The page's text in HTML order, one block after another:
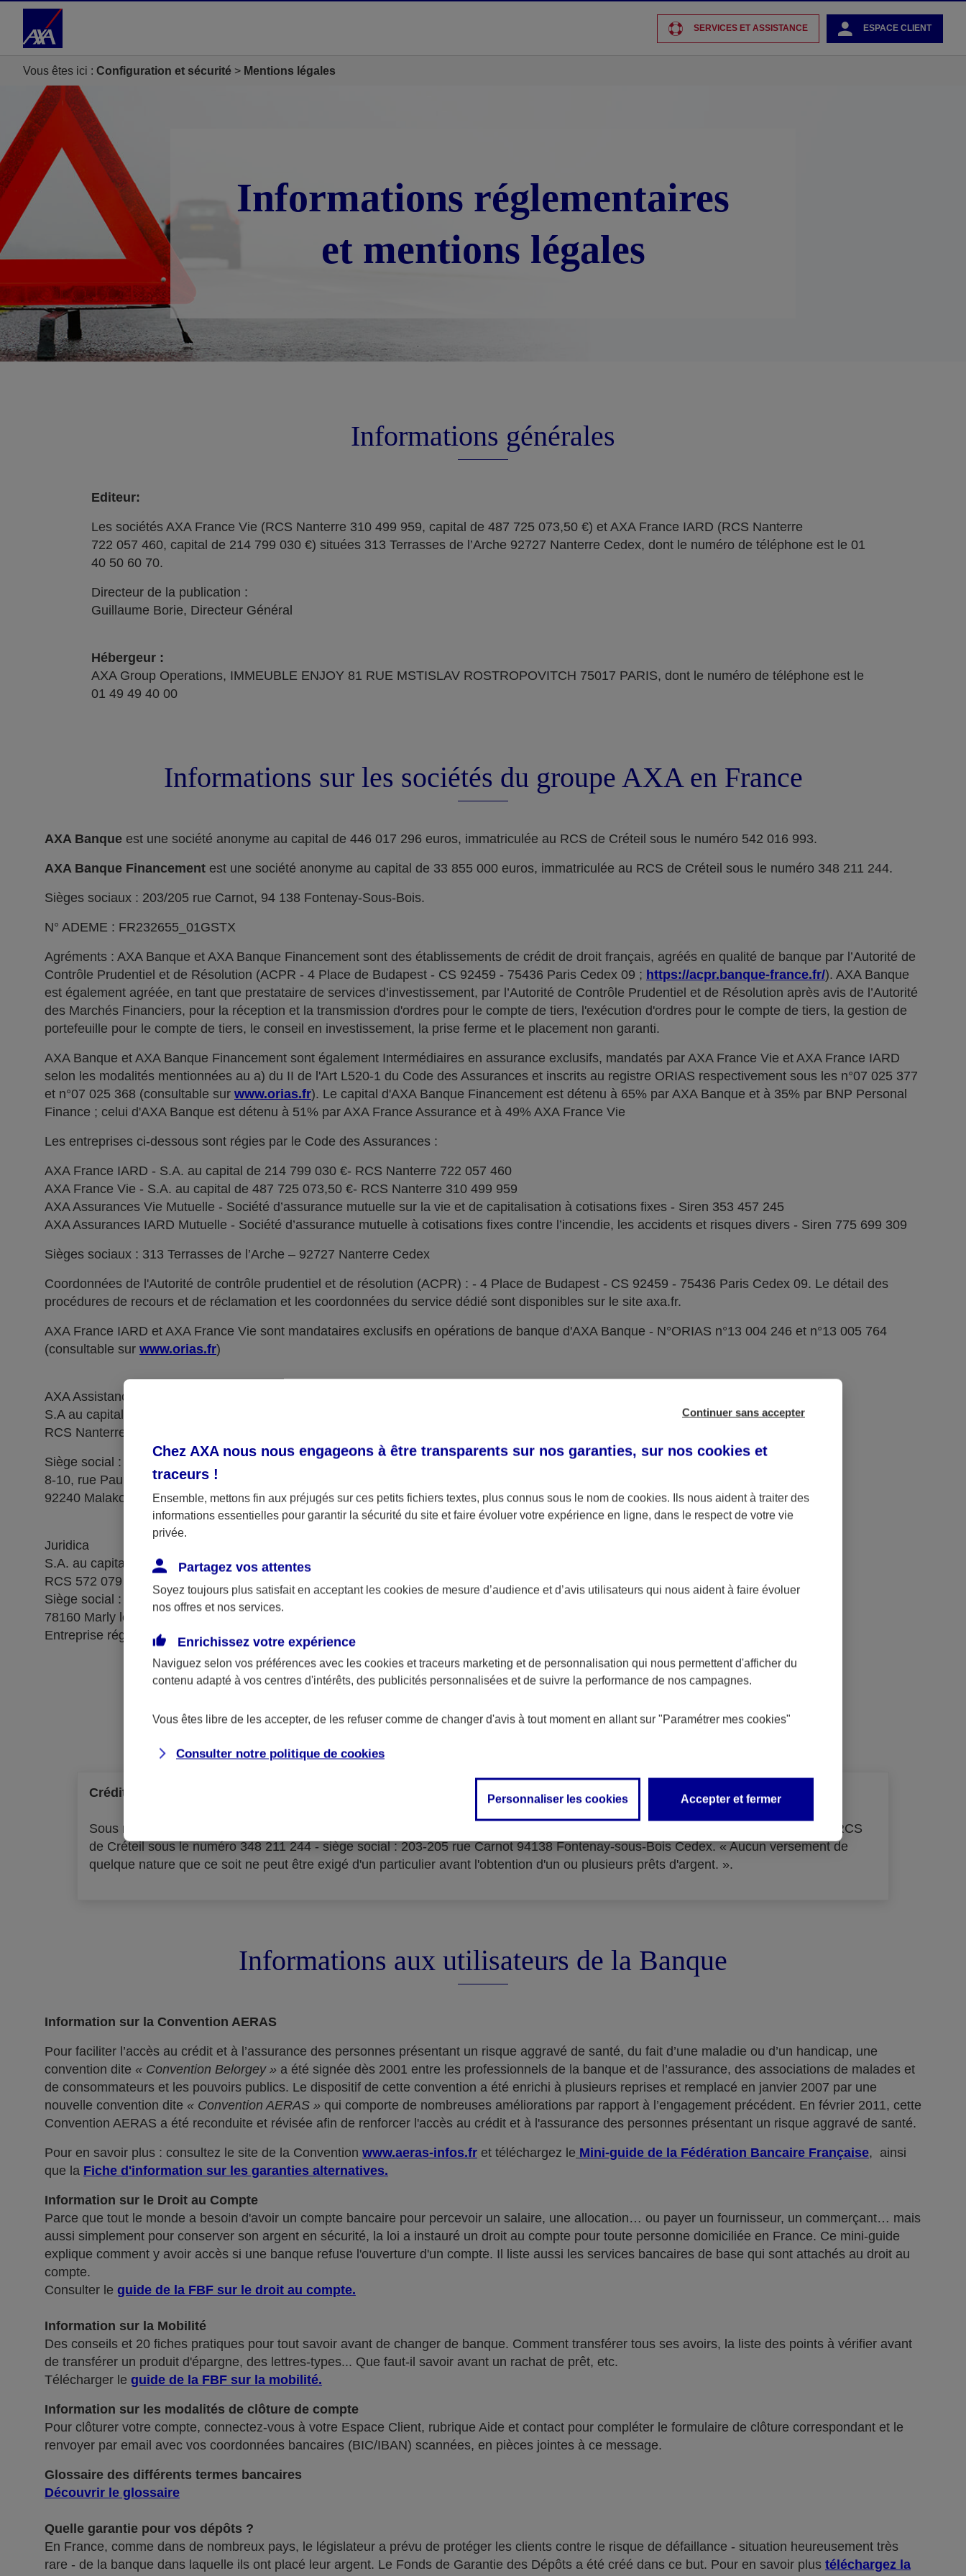
Accéder au Contenu
SERVICES ET ASSISTANCE ESPACE CLIENT
Vous êtes ici : Configuration et sécurité Mentions légales
Informations réglementaires
et mentions légales
Informations générales
Editeur:
Les sociétés AXA France Vie (RCS Nanterre 310 499 959, capital de 487 725 073,50 €) et AXA France IARD (RCS Nanterre
722 057 460, capital de 214 799 030 €) situées 313 Terrasses de l’Arche 92727 Nanterre Cedex, dont le numéro de téléphone est le 01
40 50 60 70.
Directeur de la publication :
Guillaume Borie, Directeur Général
Hébergeur :
AXA Group Operations, IMMEUBLE ENJOY 81 RUE MSTISLAV ROSTROPOVITCH 75017 PARIS, dont le numéro de téléphone est le
01 49 49 40 00
Informations sur les sociétés du groupe AXA en France
AXA Banque est une société anonyme au capital de 446 017 296 euros, immatriculée au RCS de Créteil sous le numéro 542 016 993.
AXA Banque Financement est une société anonyme au capital de 33 855 000 euros, immatriculée au RCS de Créteil sous le numéro 348 211 244.
Sièges sociaux : 203/205 rue Carnot, 94 138 Fontenay-Sous-Bois.
N° ADEME : FR232655_01GSTX
Agréments : AXA Banque et AXA Banque Financement sont des établissements de crédit de droit français, agréés en qualité de banque par l’Autorité de
Contrôle Prudentiel et de Résolution (ACPR - 4 Place de Budapest - CS 92459 - 75436 Paris Cedex 09 ; https://acpr.banque-france.fr/). AXA Banque
est également agréée, en tant que prestataire de services d’investissement, par l’Autorité de Contrôle Prudentiel et de Résolution après avis de l’Autorité
des Marchés Financiers, pour la réception et la transmission d'ordres pour le compte de tiers, l'exécution d'ordres pour le compte de tiers, la gestion de
portefeuille pour le compte de tiers, le conseil en investissement, la prise ferme et le placement non garanti.
AXA Banque et AXA Banque Financement sont également Intermédiaires en assurance exclusifs, mandatés par AXA France Vie et AXA France IARD
selon les modalités mentionnées au a) du II de l'Art L520-1 du Code des Assurances et inscrits au registre ORIAS respectivement sous les n°07 025 377
et n°07 025 368 (consultable sur www.orias.fr). Le capital d'AXA Banque Financement est détenu à 65% par AXA Banque et à 35% par BNP Personal
Finance ; celui d'AXA Banque est détenu à 51% par AXA France Assurance et à 49% AXA France Vie
Les entreprises ci-dessous sont régies par le Code des Assurances :
AXA France IARD - S.A. au capital de 214 799 030 €- RCS Nanterre 722 057 460
AXA France Vie - S.A. au capital de 487 725 073,50 €- RCS Nanterre 310 499 959
AXA Assurances Vie Mutuelle - Société d’assurance mutuelle sur la vie et de capitalisation à cotisations fixes - Siren 353 457 245
AXA Assurances IARD Mutuelle - Société d’assurance mutuelle à cotisations fixes contre l’incendie, les accidents et risques divers - Siren 775 699 309
Sièges sociaux : 313 Terrasses de l’Arche – 92727 Nanterre Cedex
Coordonnées de l'Autorité de contrôle prudentiel et de résolution (ACPR) : - 4 Place de Budapest - CS 92459 - 75436 Paris Cedex 09. Le détail des
procédures de recours et de réclamation et les coordonnées du service dédié sont disponibles sur le site axa.fr.
AXA France IARD et AXA France Vie sont mandataires exclusifs en opérations de banque d'AXA Banque - N°ORIAS n°13 004 246 et n°13 005 764
(consultable sur www.orias.fr)
AXA Assistance France Assurances,
S.A au capital de 51 429 430,40 €,
RCS Nanterre 415 392 724
Siège social :
8-10, rue Paul Vaillant Couturier
92240 Malakoff
Juridica
S.A. au capital de 14 627 854,68 €
RCS 572 079 150 Versailles
Siège social : 1, place Victorien Sardou
78160 Marly le Roi
Entreprise régie par le code des assurances
Réserves d'acceptation du crédit
Crédit à la consommation
Sous réserve d'acceptation par l'organisme prêteur : AXA Banque Financement – SA au capital de 33 855 000 € - immatriculée au RCS
de Créteil sous le numéro 348 211 244 - siège social : 203-205 rue Carnot 94138 Fontenay-sous-Bois Cedex. « Aucun versement de
quelque nature que ce soit ne peut être exigé d'un particulier avant l'obtention d'un ou plusieurs prêts d'argent. ».
Informations aux utilisateurs de la Banque
Information sur la Convention AERAS
Pour faciliter l’accès au crédit et à l’assurance des personnes présentant un risque aggravé de santé, du fait d’une maladie ou d’un handicap, une
convention dite « Convention Belorgey » a été signée dès 2001 entre les professionnels de la banque et de l’assurance, des associations de malades et
de consommateurs et les pouvoirs publics. Le dispositif de cette convention a été enrichi à plusieurs reprises et remplacé en janvier 2007 par une
nouvelle convention dite « Convention AERAS » qui comporte de nombreuses améliorations par rapport à l’engagement précédent. En février 2011, cette
Convention AERAS a été reconduite et révisée afin de renforcer l'accès au crédit et à l'assurance des personnes présentant un risque aggravé de santé.
Pour en savoir plus : consultez le site de la Convention www.aeras-infos.fr et téléchargez le Mini-guide de la Fédération Bancaire Française, ainsi
que la Fiche d'information sur les garanties alternatives.
Information sur le Droit au Compte
Parce que tout le monde a besoin d'avoir un compte bancaire pour percevoir un salaire, une allocation… ou payer un fournisseur, un commerçant… mais
aussi simplement pour conserver son argent en sécurité, la loi a instauré un droit au compte pour toute personne domiciliée en France. Ce mini-guide
explique comment y avoir accès si une banque refuse l'ouverture d'un compte. Il liste aussi les services bancaires de base qui sont attachés au droit au
compte.
Consulter le guide de la FBF sur le droit au compte.
Information sur la Mobilité
Des conseils et 20 fiches pratiques pour tout savoir avant de changer de banque. Comment transférer tous ses avoirs, la liste des points à vérifier avant
de transférer un produit d'épargne, des lettres-types... Que faut-il savoir avant un rachat de prêt, etc.
Télécharger le guide de la FBF sur la mobilité.
Information sur les modalités de clôture de compte
Pour clôturer votre compte, connectez-vous à votre Espace Client, rubrique Aide et contact pour compléter le formulaire de clôture correspondant et le
renvoyer par email avec vos coordonnées bancaires (BIC/IBAN) scannées, en pièces jointes à ce message.
Glossaire des différents termes bancaires
Découvrir le glossaire
Quelle garantie pour vos dépôts ?
En France, comme dans de nombreux pays, le législateur a prévu de protéger les clients contre le risque de défaillance - situation heureusement très
rare - de la banque dans laquelle ils ont placé leur argent. Le Fonds de Garantie des Dépôts a été créé dans ce but. Pour en savoir plus téléchargez la
Continuer sans accepter
Chez AXA nous nous engageons à être transparents sur nos garanties, sur nos cookies et
traceurs !
Ensemble, mettons fin aux préjugés sur ces petits fichiers textes, plus connus sous le nom de cookies. Ils nous aident à traiter des
informations essentielles pour garantir la sécurité du site et faire évoluer votre expérience en ligne, dans le respect de votre vie
privée.
Partagez vos attentes
Soyez toujours plus satisfait en acceptant les cookies de mesure d’audience et d’avis utilisateurs qui nous aident à faire évoluer
nos offres et nos services.
Enrichissez votre expérience
Naviguez selon vos préférences avec les cookies et traceurs marketing et de personnalisation qui nous permettent d'afficher du
contenu adapté à vos centres d'intérêts, des publicités personnalisées et de suivre la performance de nos campagnes.
Vous êtes libre de les accepter, de les refuser comme de changer d'avis à tout moment en allant sur "Paramétrer mes cookies"
Consulter notre politique de cookies
Personnaliser les cookies Accepter et fermer